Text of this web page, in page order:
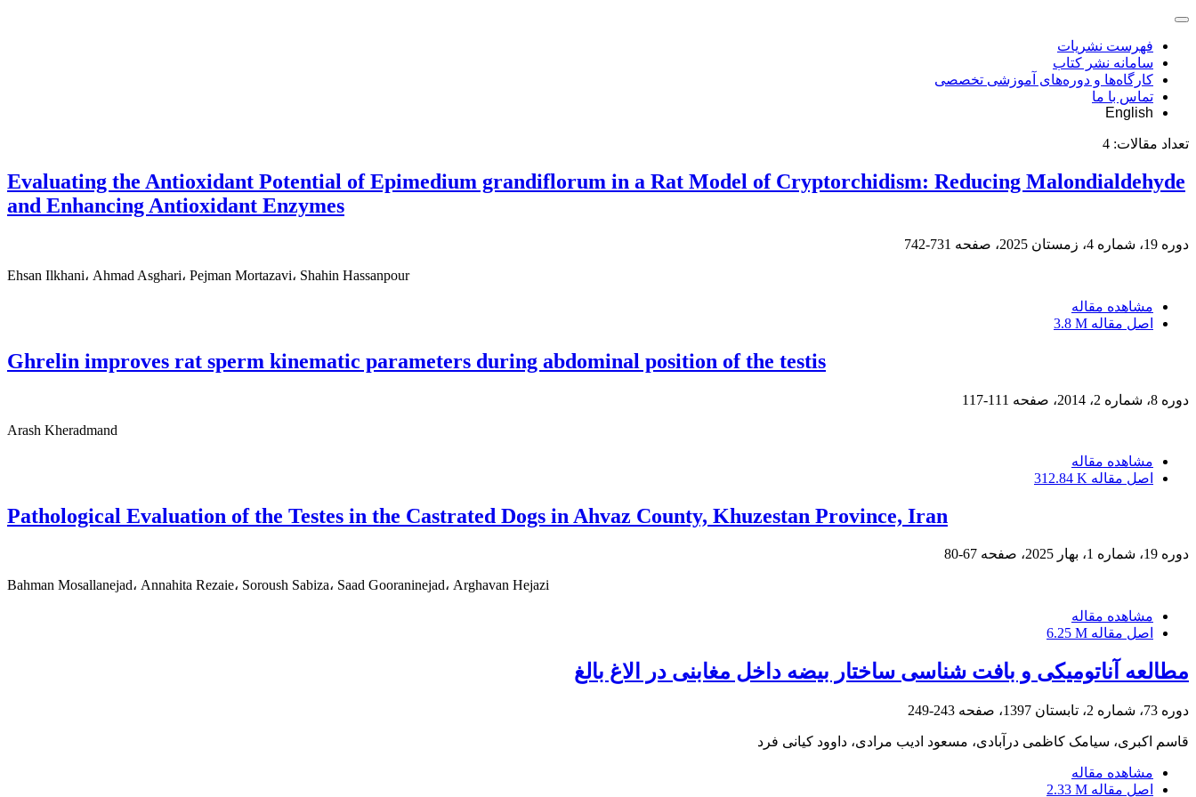
فهرست نشریات
سامانه نشر کتاب
کارگاه‌ها و دوره‌های آموزشی تخصصی
تماس با ما
English
تعداد مقالات: 4
Evaluating the Antioxidant Potential of Epimedium grandiflorum in a Rat Model of Cryptorchidism: Reducing Malondialdehyde
and Enhancing Antioxidant Enzymes
دوره 19، شماره 4، زمستان 2025، صفحه 731-742
Ehsan Ilkhani، Ahmad Asghari، Pejman Mortazavi، Shahin Hassanpour
مشاهده مقاله
اصل مقاله 3.8 M
Ghrelin improves rat sperm kinematic parameters during abdominal position of the testis
دوره 8، شماره 2، 2014، صفحه
111-117
Arash Kheradmand
مشاهده مقاله
اصل مقاله 312.84 K
Pathological Evaluation of the Testes in the Castrated Dogs in Ahvaz County, Khuzestan Province, Iran
دوره 19، شماره 1، بهار 2025، صفحه 67-80
Bahman Mosallanejad، Annahita Rezaie، Soroush Sabiza، Saad Gooraninejad، Arghavan Hejazi
مشاهده مقاله
اصل مقاله 6.25 M
مطالعه آناتومیکی و بافت‏ شناسی ساختار بیضه داخل مغابنی در الاغ بالغ
دوره 73، شماره 2، تابستان 1397، صفحه 243-249
قاسم اکبری، سیامک کاظمی درآبادی، مسعود ادیب مرادی، داوود کیانی فرد
مشاهده مقاله
اصل مقاله 2.33 M